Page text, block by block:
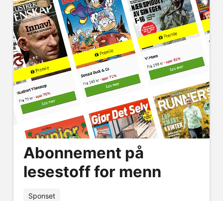
Abonnement på
lesestoff for menn
Sponset